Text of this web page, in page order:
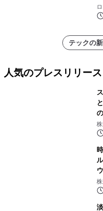
テックの
人気のプレスリリース